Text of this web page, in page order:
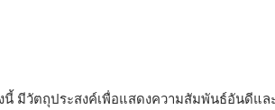
นี้ มีวัตถุประสงค์เพื่อแสดงความสัมพันธ์อันดีแ